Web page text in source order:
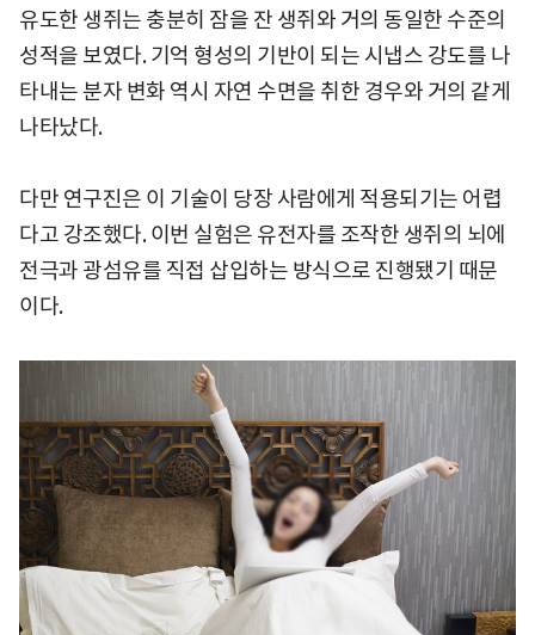
유도한 생쥐는 충분히 잠을 잔 생쥐와 거의 동일한 수준의
성적을 보였다. 기억 형성의 기반이 되는 시냅스 강도를 나
타내는 분자 변화 역시 자연 수면을 취한 경우와 거의 같게
나타났다.
다만 연구진은 이 기술이 당장 사람에게 적용되기는 어렵
다고 강조했다. 이번 실험은 유전자를 조작한 생쥐의 뇌에
전극과 광섬유를 직접 삽입하는 방식으로 진행됐기 때문
이다.